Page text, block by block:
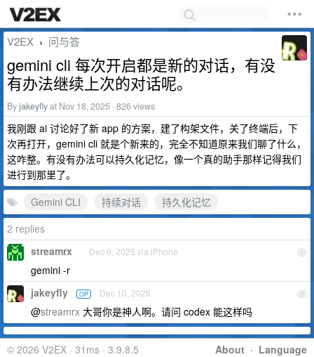
V2EX › 问与答
gemini cli 每次开启都是新的对话，有没
有办法继续上次的对话呢。
Byjakeyflyat Nov 18, 2025 · 826 views
我刚跟 ai 讨论好了新 app 的方案，建了构架文件，关了终端后，下
次再打开，gemini cli 就是个新来的，完全不知道原来我们聊了什么，
这咋整。有没有办法可以持久化记忆，像一个真的助手那样记得我们
进行到那里了。
Gemini CLI
持续对话
持久化记忆
2 replies
1
streamrx Dec 9, 2025 via iPhone
gemini -r
2
jakeyfly OP Dec 10, 2025
@streamrx 大哥你是神人啊。请问 codex 能这样吗
About · Language
© 2026 V2EX · 31ms · 3.9.8.5